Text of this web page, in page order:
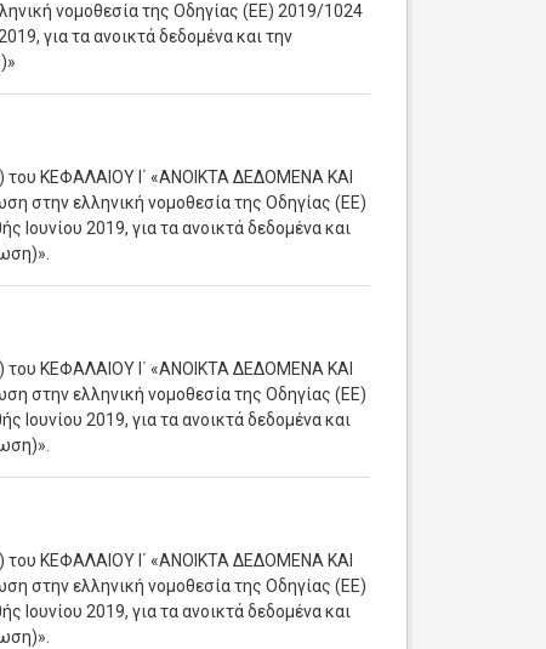
νομοθεσία της Οδηγίας (ΕΕ) 2019/1024
για τα ανοικτά δεδομένα και την
του ΚΕΦΑΛΑΙΟΥ Ι΄ «ΑΝΟΙΚΤΑ ΔΕΔΟΜΕΝΑ ΚΑΙ
ελληνική νομοθεσία της Οδηγίας (ΕΕ)
Ιουνίου 2019, για τα ανοικτά δεδομένα και
του ΚΕΦΑΛΑΙΟΥ Ι΄ «ΑΝΟΙΚΤΑ ΔΕΔΟΜΕΝΑ ΚΑΙ
ελληνική νομοθεσία της Οδηγίας (ΕΕ)
Ιουνίου 2019, για τα ανοικτά δεδομένα και
του ΚΕΦΑΛΑΙΟΥ Ι΄ «ΑΝΟΙΚΤΑ ΔΕΔΟΜΕΝΑ ΚΑΙ
ελληνική νομοθεσία της Οδηγίας (ΕΕ)
Ιουνίου 2019, για τα ανοικτά δεδομένα και